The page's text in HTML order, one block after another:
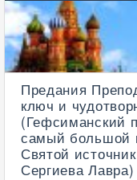
Предания
ключ и
(Гефсиманский
самый большой
Святой
Сергиева Лавра)